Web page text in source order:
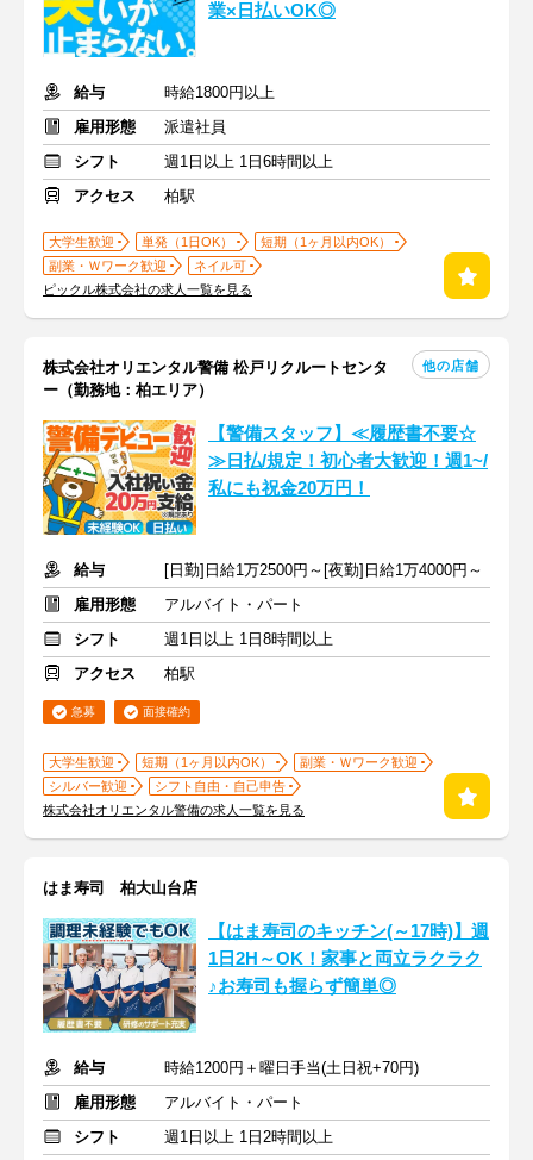
業×日払いOK◎
給与
時給1800円以上
雇用形態
派遣社員
シフト
週1日以上 1日6時間以上
アクセス
柏駅
大学生歓迎 単発（1日OK）
短期（1ヶ月以内OK）
副業・Ｗワーク歓迎
ネイル可
ピックル株式会社の求人一覧を見る
株式会社オリエンタル警備 松戸リクルートセンタ
ー（勤務地：柏エリア）
他の店舗
【警備スタッフ】≪履歴書不要☆
≫日払/規定！初心者大歓迎！週1~/
私にも祝金20万円！
給与
[日勤]日給1万2500円～[夜勤]日給1万4000円～
雇用形態
アルバイト・パート
シフト
週1日以上 1日8時間以上
アクセス
柏駅
急募 面接確約
大学生歓迎 短期（1ヶ月以内OK）
副業・Ｗワーク歓迎
シルバー歓迎
シフト自由・自己申告
株式会社オリエンタル警備の求人一覧を見る
はま寿司 柏大山台店
【はま寿司のキッチン(～17時)】週
1日2H～OK！家事と両立ラクラク
♪お寿司も握らず簡単◎
給与
時給1200円＋曜日手当(土日祝+70円)
雇用形態
アルバイト・パート
シフト
週1日以上 1日2時間以上